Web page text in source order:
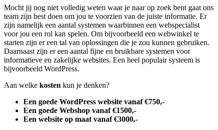
Mocht jij nog niet volledig weten waar je naar op zoek bent gaat ons
team zijn best doen om jou te voorzien van de juiste informatie. Er
zijn namelijk een aantal systemen waarbinnen een webspecialist
voor jou een rol kan spelen. Om bijvoorbeeld een webwinkel te
starten zijn er een tal van oplossingen die je zou kunnen gebruiken.
Daarnaast zijn er een aantal fijne en bruikbare systemen voor
informatieve en zakelijke websites. Een heel populair systeem is
bijvoorbeeld WordPress.
Aan welke kosten kun je denken?
Een goede WordPress website vanaf €750,-
Een goede Webshop vanaf €1500,-
Een website op maat vanaf €3000,-